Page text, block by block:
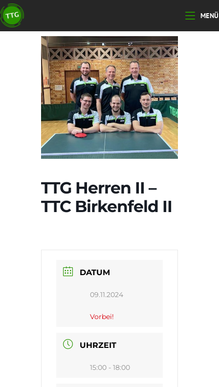
Zum
Inhalt
springen
MENÜ
TTG Herren II –
TTC Birkenfeld II
DATUM
09.11.2024
Vorbei!
UHRZEIT
15:00 - 18:00